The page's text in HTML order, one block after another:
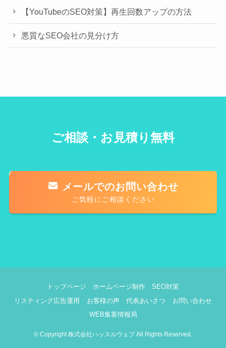
【YouTubeのSEO対策】再生回数アップの方法
悪質なSEO会社の見分け方
ご相談・お見積り無料
メールでのお問い合わせ
ご気軽にご相談ください
トップページ ホームページ制作
SEO対策
リスティング広告運用
お客様の声 代表あいさつ
お問い合わせ
WEB集客情報局
© Copyright 株式会社ハッスルウェブ All Rights Reserved.